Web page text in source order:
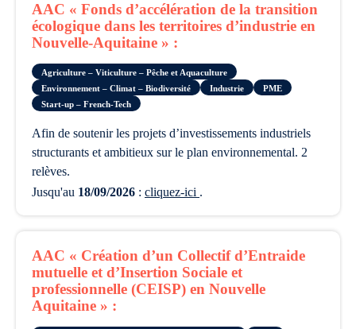
AAC « Fonds d’accélération de la transition
écologique dans les territoires d’industrie en
Nouvelle-Aquitaine » :
Agriculture – Viticulture – Pêche et Aquaculture
Environnement – Climat – Biodiversité
Industrie
PME
Start-up – French-Tech
afin de soutenir les projets d’investissements industriels
structurants et ambitieux sur le plan environnemental. 2
relèves.
Jusqu'au 18/09/2026 : cliquez-ici .
AAC « Création d’un Collectif d’Entraide
mutuelle et d’Insertion Sociale et
professionnelle (CEISP) en Nouvelle
Aquitaine » :